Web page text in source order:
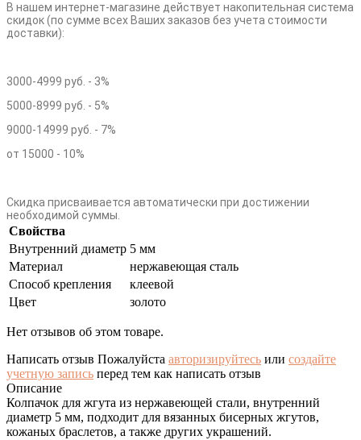
В нашем интернет-магазине действует накопительная система
скидок (по сумме всех Ваших заказов без учета стоимости
доставки):
3000-4999 руб. - 3%
5000-8999 руб. - 5%
9000-14999 руб. - 7%
от 15000 - 10%
Скидка присваивается автоматически при достижении
необходимой суммы.
Свойства
Внутренний диаметр 5 мм
Материал
нержавеющая сталь
Способ крепления
клеевой
Цвет
золото
Нет отзывов об этом товаре.
Написать отзыв Пожалуйста авторизируйтесь или создайте
учетную запись перед тем как написать отзыв
Описание
Колпачок для жгута из нержавеющей стали, внутренний
диаметр 5 мм, подходит для вязанных бисерных жгутов,
кожаных браслетов, а также других украшений.